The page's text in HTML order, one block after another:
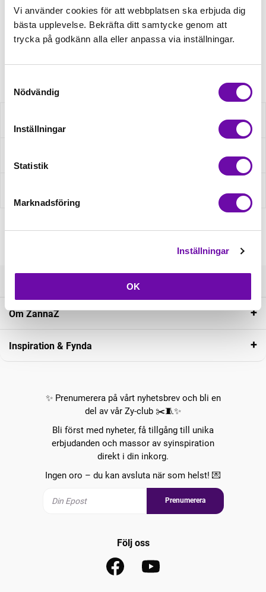
Vi använder cookies för att webbplatsen ska erbjuda dig
bästa upplevelse. Bekräfta ditt samtycke genom att
trycka på godkänn alla eller anpassa via inställningar.
Nödvändig
Inställningar
Statistik
Marknadsföring
Inställningar
OK
Finns i lager
Om ZannaZ
Inspiration & Fynda
✨ Prenumerera på vårt nyhetsbrev och bli en
del av vår Zy-club ✂️🧵✨
Bli först med nyheter, få tillgång till unika
erbjudanden och massor av syinspiration
direkt i din inkorg.
Ingen oro – du kan avsluta när som helst! 💌
Prenumerera
Följ oss